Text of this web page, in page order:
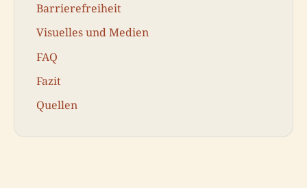
Barrierefreiheit
Visuelles und Medien
FAQ
Fazit
Quellen